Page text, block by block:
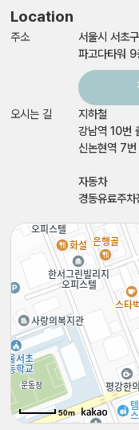
Location
주소
서울시 서초
파고다타워 9
오시는 길
지하철
강남역 10번
신논현역 7
자동차
경동유료주
50m
50m